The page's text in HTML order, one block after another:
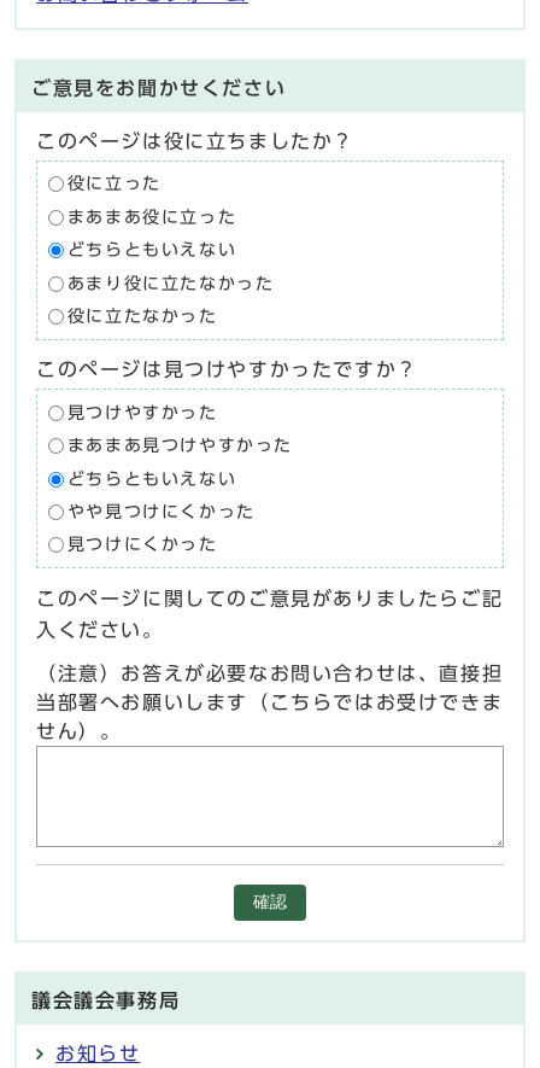
ご意見をお聞かせください
このページは役に立ちましたか？
役に立った
まあまあ役に立った
どちらともいえない
あまり役に立たなかった
役に立たなかった
このページは見つけやすかったですか？
見つけやすかった
まあまあ見つけやすかった
どちらともいえない
やや見つけにくかった
見つけにくかった
このページに関してのご意見がありましたらご記
入ください。
（注意）お答えが必要なお問い合わせは、直接担
当部署へお願いします（こちらではお受けできま
せん）。
確認
議会議会事務局
お知らせ